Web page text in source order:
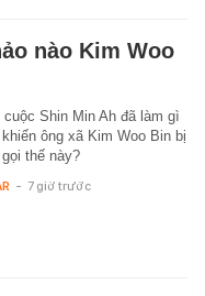
nào Kim Woo
cuộc Shin Min Ah đã làm gì
khiến ông xã Kim Woo Bin bị
gọi thế này?
- 7 giờ trước